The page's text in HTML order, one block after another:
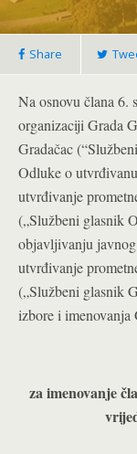
Share
Na osnovu člana 6.
organizaciji Grada
Gradačac
Odluke o
utvrđivanje
(„Službeni glasnik
objavljivanju
utvrđivanje
(„Službeni glasnik
izbore i imenovanja
zaimenovanje